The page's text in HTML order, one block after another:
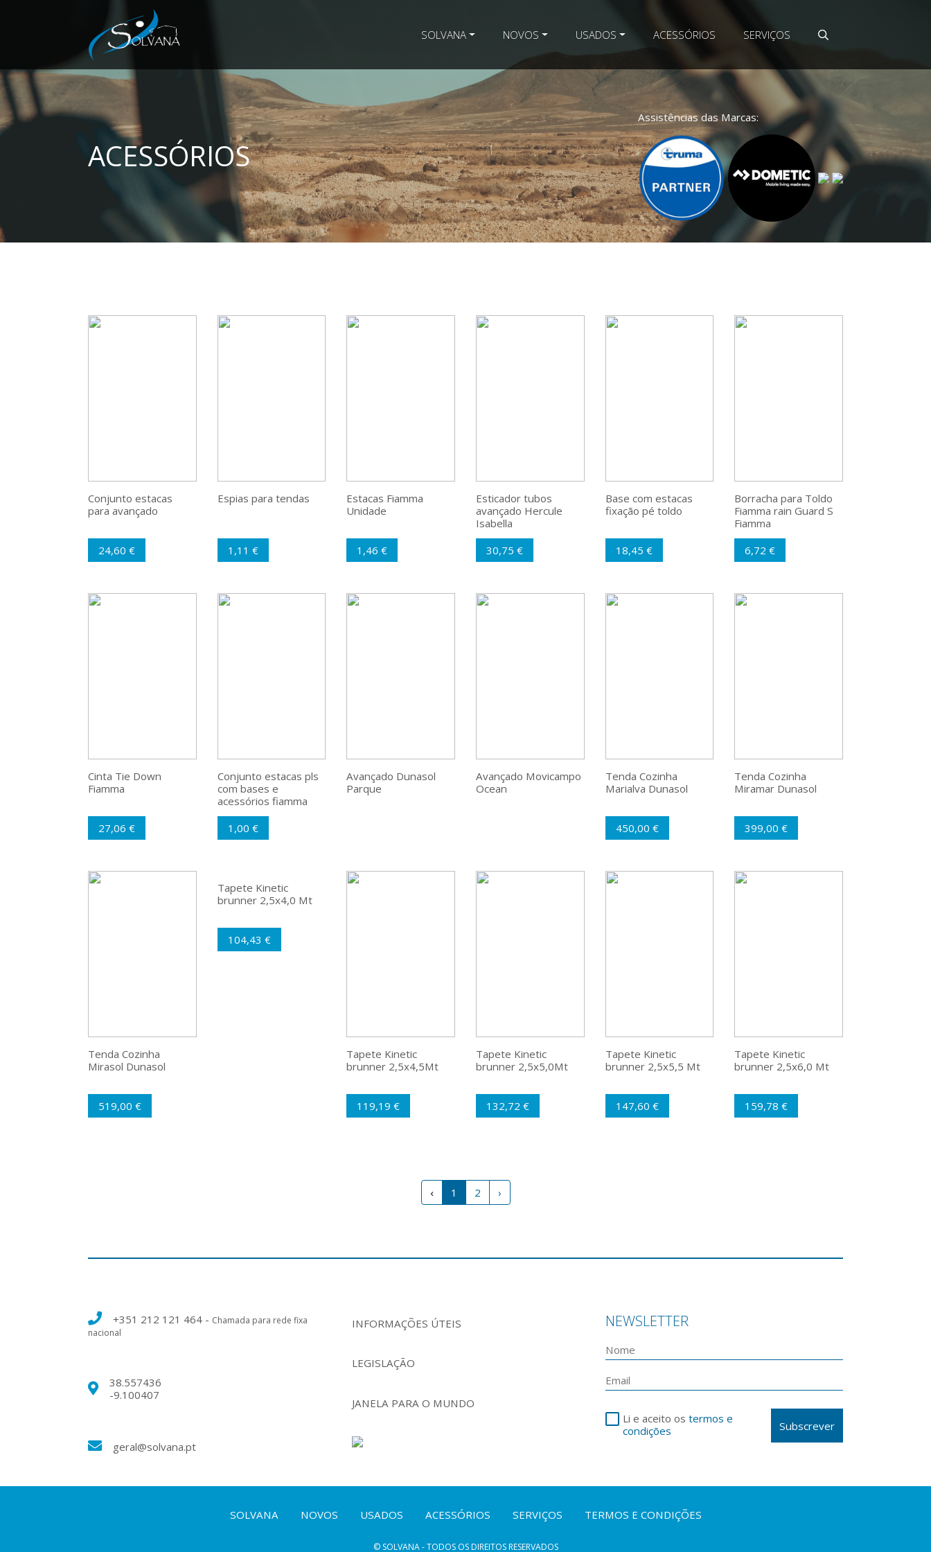
SOLVANA NOVOS USADOS ACESSÓRIOS SERVIÇOS
ACESSÓRIOS
Assistências das Marcas:
Conjunto estacas
para avançado
24,60 €
Espias para tendas
1,11 €
Estacas Fiamma
Unidade
1,46 €
Esticador tubos
avançado Hercule
Isabella
30,75 €
Base com estacas
fixação pé toldo
18,45 €
Borracha para Toldo
Fiamma rain Guard S
Fiamma
6,72 €
Cinta Tie Down
Fiamma
27,06 €
Conjunto estacas pls
com bases e
acessórios fiamma
1,00 €
Avançado Dunasol
Parque
Avançado Movicampo
Ocean
Tenda Cozinha
Marialva Dunasol
450,00 €
Tenda Cozinha
Miramar Dunasol
399,00 €
Tenda Cozinha
Mirasol Dunasol
519,00 €
Tapete Kinetic
brunner 2,5x4,0 Mt
104,43 €
Tapete Kinetic
brunner 2,5x4,5Mt
119,19 €
Tapete Kinetic
brunner 2,5x5,0Mt
132,72 €
Tapete Kinetic
brunner 2,5x5,5 Mt
147,60 €
Tapete Kinetic
brunner 2,5x6,0 Mt
159,78 €
‹ 1 2 ›
+351 212 121 464 - Chamada para rede fixa
nacional
38.557436
-9.100407
geral@solvana.pt
INFORMAÇÕES ÚTEIS
LEGISLAÇÃO
JANELA PARA O MUNDO
NEWSLETTER
Li e aceito os termos e
condições
Subscrever
© SOLVANA - TODOS OS DIREITOS RESERVADOS
SOLVANA NOVOS USADOS ACESSÓRIOS SERVIÇOS TERMOS E CONDIÇÕES